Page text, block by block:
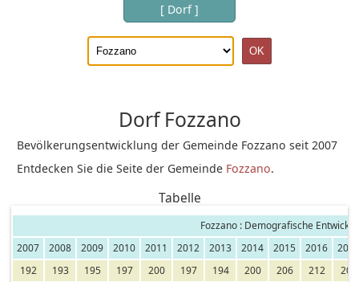
[ Dorf ]
Dorf Fozzano
Bevölkerungsentwicklung der Gemeinde Fozzano seit 2007
Entdecken Sie die Seite der Gemeinde Fozzano.
Tabelle
Fozzano : Demografische
2007
2008 2009 2010 2011 2012 2013 2014 2015 2016
192
193 195 197 200 197 194 200 206 212
209